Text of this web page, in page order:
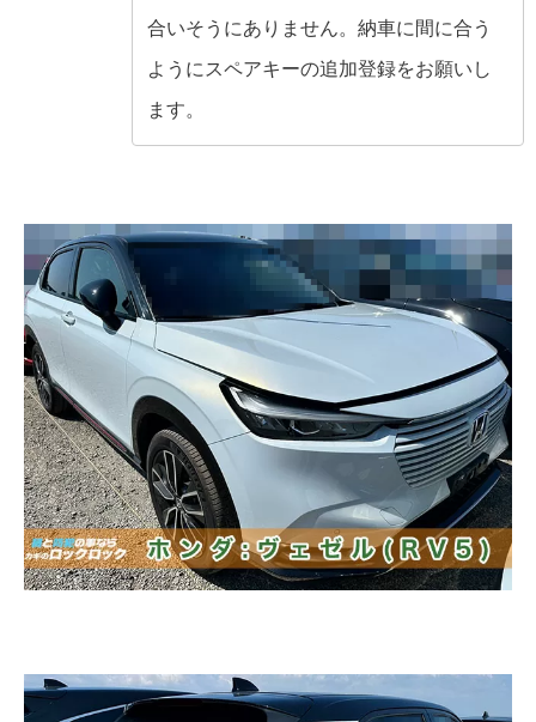
合いそうにありません。納車に間に合う
ようにスペアキーの追加登録をお願いし
ます。